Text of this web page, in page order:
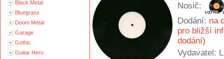
Black Metal
Bluegrass
Doom Metal
Garage
Gothic
Guitar Hero
Nosič:
Dodání: na
pro bližší
dodání)
Vydavatel: